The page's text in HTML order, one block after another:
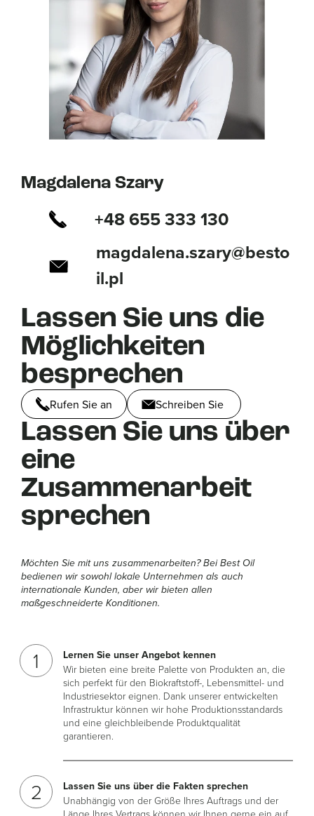
Magdalena Szary
+48 655 333 130
magdalena.szary@besto
il.pl
Lassen Sie uns die
Möglichkeiten
besprechen
Rufen Sie an Schreiben Sie
Lassen Sie uns über
eine
Zusammenarbeit
sprechen
Möchten Sie mit uns zusammenarbeiten? Bei Best Oil
bedienen wir sowohl lokale Unternehmen als auch
internationale Kunden, aber wir bieten allen
maßgeschneiderte Konditionen.
Lernen Sie unser Angebot kennen
Wir bieten eine breite Palette von Produkten an, die
sich perfekt für den Biokraftstoff-, Lebensmittel- und
Industriesektor eignen. Dank unserer entwickelten
Infrastruktur können wir hohe Produktionsstandards
und eine gleichbleibende Produktqualität
garantieren.
Lassen Sie uns über die Fakten sprechen
Unabhängig von der Größe Ihres Auftrags und der